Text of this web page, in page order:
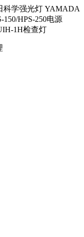
科学强光灯 YAMADA
HPS-250电源
1H检查灯